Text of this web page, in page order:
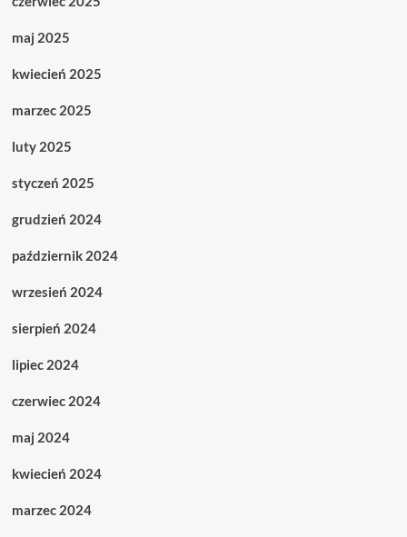
maj 2025
kwiecień 2025
marzec 2025
luty 2025
styczeń 2025
grudzień 2024
październik 2024
wrzesień 2024
sierpień 2024
lipiec 2024
czerwiec 2024
maj 2024
kwiecień 2024
marzec 2024